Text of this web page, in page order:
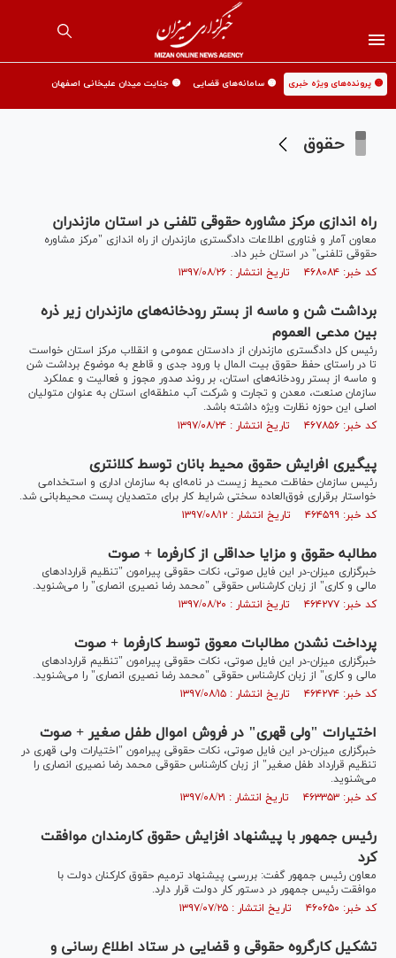
🟡 پرونده‌های ویژه خبری 🟡 سامانه‌های قضایی 🟡 جنایت میدان علیخانی اصفهان
حقوق
راه اندازی مرکز مشاوره حقوقی تلفنی در استان مازندران
معاون آمار و فناوری اطلاعات دادگستری مازندران از راه اندازی "مرکز مشاوره
حقوقی تلفنی" در استان خبر داد.
کد خبر: ۴۶۸۰۸۴ تاریخ انتشار : ۱۳۹۷/۰۸/۲۶
برداشت شن و ماسه از بستر رودخانه‌های مازندران زیر ذره
بین مدعی العموم
رئیس کل دادگستری مازندران از دادستان عمومی و انقلاب مرکز استان خواست
تا در راستای حفظ حقوق بیت المال با ورود جدی و قاطع به موضوع برداشت شن
و ماسه از بستر رودخانه‌های استان، بر روند صدور مجوز و فعالیت و عملکرد
سازمان صنعت، معدن و تجارت و شرکت آب منطقه‌ای استان به عنوان متولیان
اصلی این حوزه نظارت ویژه داشته باشد.
کد خبر: ۴۶۷۸۵۶ تاریخ انتشار : ۱۳۹۷/۰۸/۲۴
پیگیری افرایش حقوق محیط بانان توسط کلانتری
رئیس سازمان حفاظت محیط زیست در نامه‌ای به سازمان اداری و استخدامی
خواستار برقراری فوق‌العاده سختی شرایط کار برای متصدیان پست محیط‌بانی شد.
کد خبر: ۴۶۴۵۹۹ تاریخ انتشار : ۱۳۹۷/۰۸/۱۲
مطالبه حقوق و مزایا حداقلی از کارفرما + صوت
خبرگزاری میزان-در این فایل صوتی، نکات حقوقی پیرامون "تنظیم قرارداد‌های
مالی و کاری" از زبان کارشناس حقوقی "محمد رضا نصیری انصاری" را می‌شنوید.
کد خبر: ۴۶۴۲۷۷ تاریخ انتشار : ۱۳۹۷/۰۸/۲۰
پرداخت نشدن مطالبات معوق توسط کارفرما + صوت
خبرگزاری میزان-در این فایل صوتی، نکات حقوقی پیرامون "تنظیم قرارداد‌های
مالی و کاری" از زبان کارشناس حقوقی "محمد رضا نصیری انصاری" را می‌شنوید.
کد خبر: ۴۶۴۲۷۴ تاریخ انتشار : ۱۳۹۷/۰۸/۱۵
اختیارات "ولی قهری" در فروش اموال طفل صغیر + صوت
خبرگزاری میزان-در این فایل صوتی، نکات حقوقی پیرامون "اختیارات ولی قهری در
تنظیم قرارداد طفل صغیر" از زبان کارشناس حقوقی محمد رضا نصیری انصاری را
می‌شنوید.
کد خبر: ۴۶۳۳۵۳ تاریخ انتشار : ۱۳۹۷/۰۸/۲۱
رئیس جمهور با پیشنهاد افزایش حقوق کارمندان موافقت
کرد
معاون رئیس جمهور گفت: بررسی پیشنهاد ترمیم حقوق کارکنان دولت با
موافقت رئیس جمهور در دستور کار دولت قرار دارد.
کد خبر: ۴۶۰۶۵۰ تاریخ انتشار : ۱۳۹۷/۰۷/۲۵
تشکیل کارگروه حقوقی و قضایی در ستاد اطلاع رسانی و